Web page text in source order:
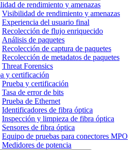
de rendimiento y amenazas
Visibilidad de rendimiento y amenazas
Experiencia del usuario final
Recolección de flujo enriquecido
Análisis de paquetes
Recolección de captura de paquetes
Recolección de metadatos de paquetes
Threat Forensics
y certificación
Prueba y certificación
Tasa de error de bits
Prueba de Ethernet
Identificadores de fibra óptica
Inspección y limpieza de fibra óptica
Sensores de fibra óptica
Equipo de pruebas para conectores MPO
Medidores de potencia